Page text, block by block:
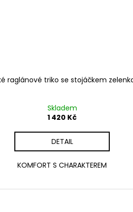
raglánové triko se stojáčkem
Skladem
1 420 Kč
DETAIL
KOMFORT S CHARAKTEREM